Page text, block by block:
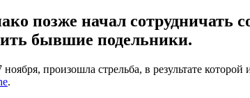
позже начал сотрудничать
бывшие подельники.
произошла стрельба, в результате
.